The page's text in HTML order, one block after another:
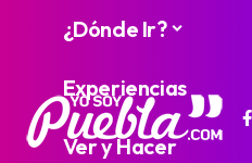
¿Dónde Ir?
Experiencias
Ver y Hacer